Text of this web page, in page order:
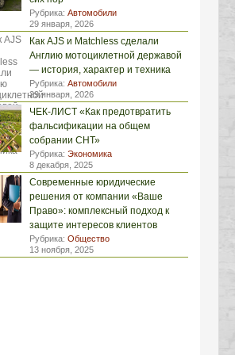
Рубрика: Автомобили
29 января, 2026
Как AJS и Matchless сделали
Англию мотоциклетной державой
— история, характер и техника
Рубрика: Автомобили
29 января, 2026
ЧЕК-ЛИСТ «Как предотвратить
фальсификации на общем
собрании СНТ»
Рубрика: Экономика
8 декабря, 2025
Современные юридические
решения от компании «Ваше
Право»: комплексный подход к
защите интересов клиентов
Рубрика: Общество
13 ноября, 2025